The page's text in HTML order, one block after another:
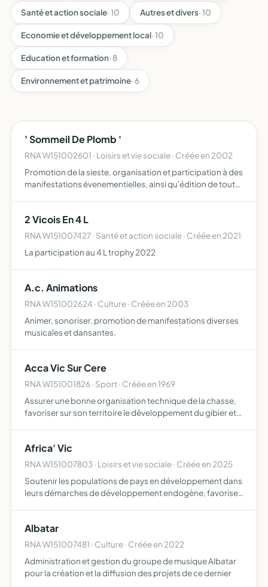
Santé et action sociale· 10 Autres et divers· 10
Economie et développement local· 10
Education et formation· 8
Environnement et patrimoine· 6
' Sommeil De Plomb '
RNA W151002601 · Loisirs et vie sociale · Créée en 2002
Promotion de la sieste. organisation et participation à des
manifestations évenementielles, ainsi qu'édition de tout
2 Vicois En 4 L
RNA W151007427 · Santé et action sociale · Créée en 2021
La participation au 4 L trophy 2022
A.c. Animations
RNA W151002624 · Culture · Créée en 2003
Animer, sonoriser. promotion de manifestations diverses
musicales et dansantes.
Acca Vic Sur Cere
RNA W151001826 · Sport · Créée en 1969
Assurer une bonne organisation technique de la chasse,
favoriser sur son territoire le développement du gibier et
…
Africa' Vic
RNA W151007803 · Loisirs et vie sociale · Créée en 2025
Soutenir les populations de pays en développement dans
leurs démarches de développement endogène, favoriser
de…
Albatar
RNA W151007481 · Culture · Créée en 2022
Administration et gestion du groupe de musique Albatar
pour la création et la diffusion des projets de ce dernier